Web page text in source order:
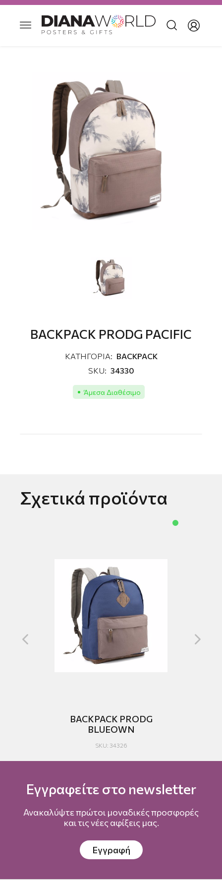
BACKPACK PRODG PACIFIC
ΚΑΤΗΓΟΡΙΑ: BACKPACK
SKU: 34330
Άμεσα Διαθέσιμο
Σχετικά προϊόντα
BACKPACK PRODG
BLUEOWN
SKU: 34326
Εγγραφείτε στο newsletter
Ανακαλύψτε πρώτοι μοναδικές προσφορές
και τις νέες αφίξεις μας.
Εγγραφή